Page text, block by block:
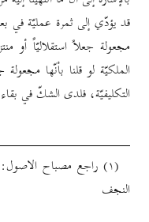
قد يؤدّي إلى ثمرة عمليّة في
مجعولة جعلاً استقلاليّاً أو
الملكيّة لو قلنا بأنّها
التكليفيّة، فلدى الشكّ في
النجف